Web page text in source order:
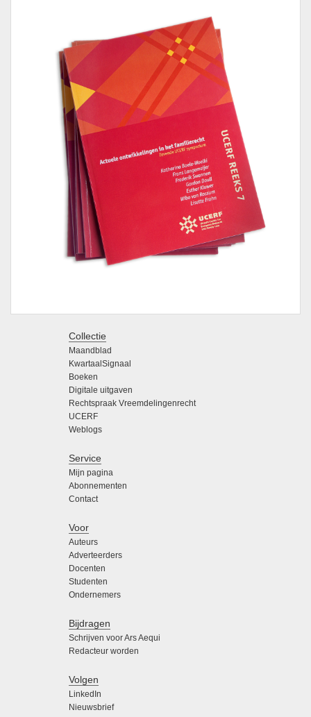
Collectie
Maandblad
KwartaalSignaal
Boeken
Digitale uitgaven
Rechtspraak Vreemdelingenrecht
UCERF
Weblogs
Service
Mijn pagina
Abonnementen
Contact
Voor
Auteurs
Adverteerders
Docenten
Studenten
Ondernemers
Bijdragen
Schrijven voor Ars Aequi
Redacteur worden
Volgen
LinkedIn
Nieuwsbrief